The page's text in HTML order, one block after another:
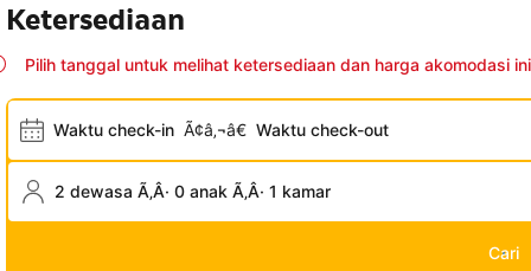
Ketersediaan
Pilih tanggal untuk melihat ketersediaan dan harga akomodasi ini
Waktu check-in Ã¢â‚¬â€ Waktu check-out
2 dewasa Ã‚Â· 0 anak Ã‚Â· 1 kamar
Cari